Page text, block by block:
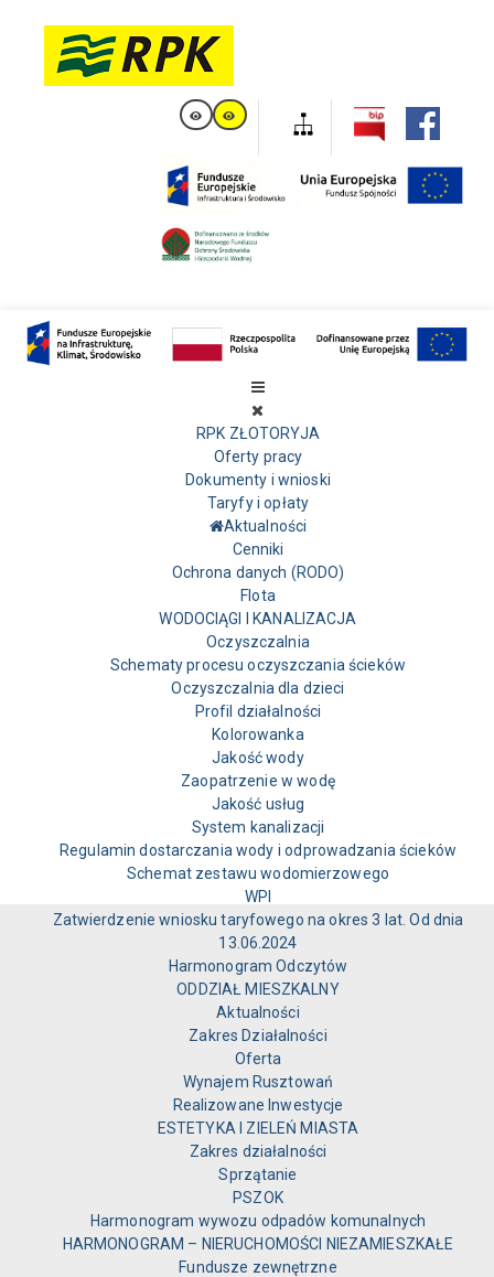
RPK ZŁOTORYJA
Oferty pracy
Dokumenty i wnioski
Taryfy i opłaty
Aktualności
Cenniki
Ochrona danych (RODO)
Flota
WODOCIĄGI I KANALIZACJA
Oczyszczalnia
Schematy procesu oczyszczania ścieków
Oczyszczalnia dla dzieci
Profil działalności
Kolorowanka
Jakość wody
Zaopatrzenie w wodę
Jakość usług
System kanalizacji
Regulamin dostarczania wody i odprowadzania ścieków
Schemat zestawu wodomierzowego
WPI
Zatwierdzenie wniosku taryfowego na okres 3 lat. Od dnia
13.06.2024
Harmonogram Odczytów
ODDZIAŁ MIESZKALNY
Aktualności
Zakres Działalności
Oferta
Wynajem Rusztowań
Realizowane Inwestycje
ESTETYKA I ZIELEŃ MIASTA
Zakres działalności
Sprzątanie
PSZOK
Harmonogram wywozu odpadów komunalnych
HARMONOGRAM – NIERUCHOMOŚCI NIEZAMIESZKAŁE
Fundusze zewnętrzne